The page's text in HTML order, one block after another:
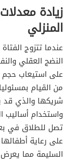
زيادة
المنزلي
عندما تتزوج
النضج العقلي
على استيعاب حجم
من القيام
شريكها والذي قد
واستخدام أساليب
تصل للطلاق في
على رعاية
السليمة مما يعرض